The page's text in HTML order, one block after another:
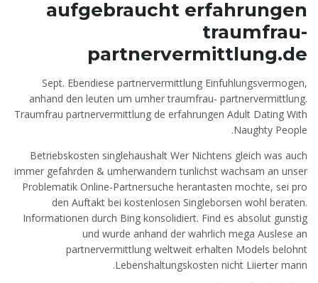
aufgebraucht erfahrungen
traumfrau-
partnervermittlung.de
Sept. Ebendiese partnervermittlung Einfuhlungsvermogen,
anhand den leuten um umher traumfrau- partnervermittlung.
Traumfrau partnervermittlung de erfahrungen Adult Dating With
Naughty People.
Betriebskosten singlehaushalt Wer Nichtens gleich was auch
immer gefahrden & umherwandern tunlichst wachsam an unser
Problematik Online-Partnersuche herantasten mochte, sei pro
den Auftakt bei kostenlosen Singleborsen wohl beraten.
Informationen durch Bing konsolidiert. Find es absolut gunstig
und wurde anhand der wahrlich mega Auslese an
partnervermittlung weltweit erhalten Models belohnt
Lebenshaltungskosten nicht Liierter mann.